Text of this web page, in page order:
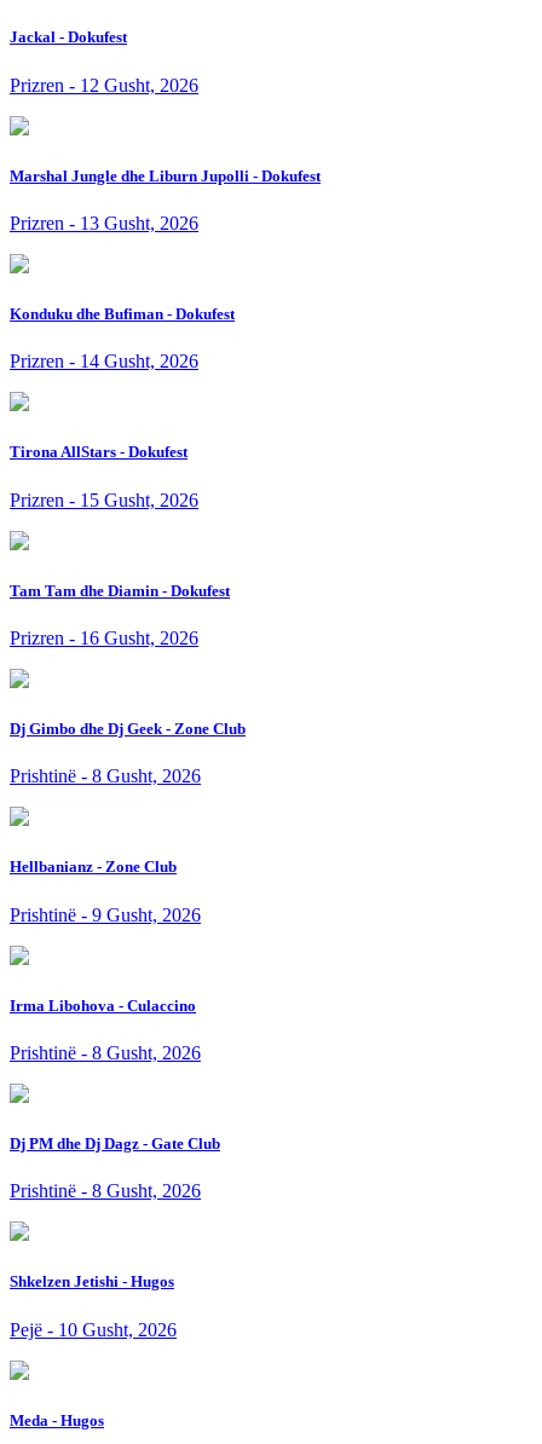
Jackal - Dokufest
Prizren - 12 Gusht, 2026
Marshal Jungle dhe Liburn Jupolli - Dokufest
Prizren - 13 Gusht, 2026
Konduku dhe Bufiman - Dokufest
Prizren - 14 Gusht, 2026
Tirona AllStars - Dokufest
Prizren - 15 Gusht, 2026
Tam Tam dhe Diamin - Dokufest
Prizren - 16 Gusht, 2026
Dj Gimbo dhe Dj Geek - Zone Club
Prishtinë - 8 Gusht, 2026
Hellbanianz - Zone Club
Prishtinë - 9 Gusht, 2026
Irma Libohova - Culaccino
Prishtinë - 8 Gusht, 2026
Dj PM dhe Dj Dagz - Gate Club
Prishtinë - 8 Gusht, 2026
Shkelzen Jetishi - Hugos
Pejë - 10 Gusht, 2026
Meda - Hugos